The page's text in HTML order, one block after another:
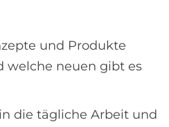
und Produkte
welche neuen gibt es
die tägliche Arbeit und